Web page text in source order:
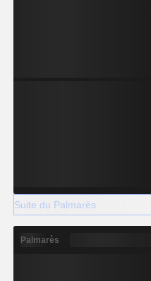
Suite du Palmarès
Palmarès